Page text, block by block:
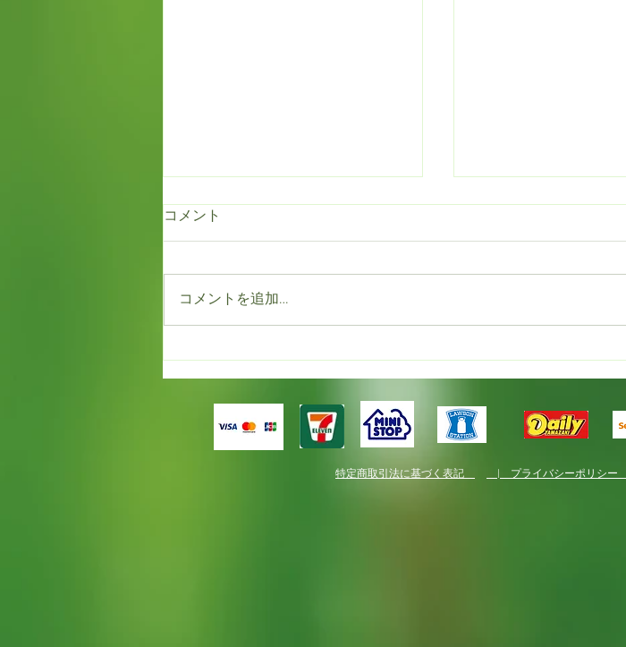
コメント
コメントを追加…
特定商取引法に基づく表記 | プライバシーポリシ